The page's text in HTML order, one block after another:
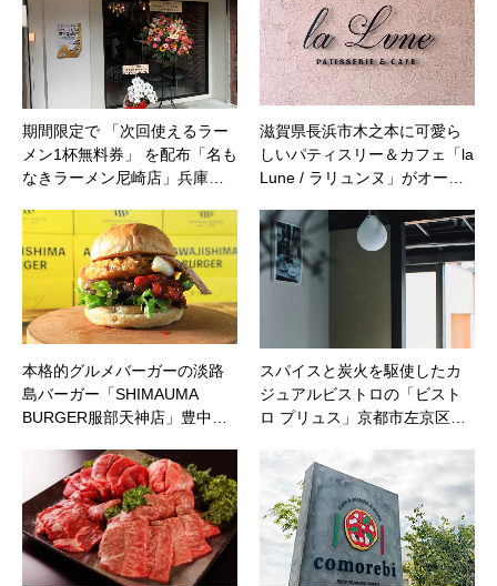
期間限定で 「次回使えるラー
メン1杯無料券」 を配布「名も
なきラーメン尼崎店」兵庫…
滋賀県長浜市木之本に可愛ら
しいパティスリー＆カフェ「la
Lune / ラリュンヌ」がオー…
本格的グルメバーガーの淡路
島バーガー「SHIMAUMA
BURGER服部天神店」豊中…
スパイスと炭火を駆使したカ
ジュアルビストロの「ビスト
ロ プリュス」京都市左京区…